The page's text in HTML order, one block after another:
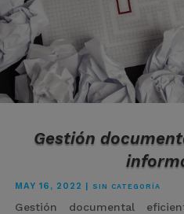
Gestión
MAY 16, 2022 | SIN CATEGORÍA
Gestión documental